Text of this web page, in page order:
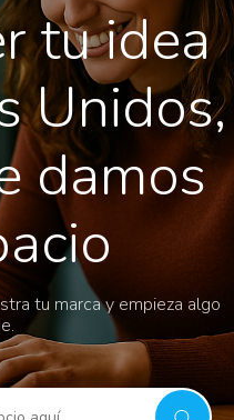
tu idea
Unidos,
damos
tu marca y empieza algo